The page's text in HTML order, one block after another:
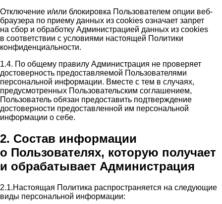
Отключение и/или блокировка Пользователем опции веб-
браузера по приему данных из cookies означает запрет
на сбор и обработку Администрацией данных из cookies
в соответствии с условиями настоящей Политики
конфиденциальности.
1.4. По общему правилу Администрация не проверяет
достоверность предоставляемой Пользователями
персональной информации. Вместе с тем в случаях,
предусмотренных Пользовательским соглашением,
Пользователь обязан предоставить подтверждение
достоверности предоставленной им персональной
информации о себе.
2. Состав информации
о Пользователях, которую получает
и обрабатывает Администрация
2.1.Настоящая Политика распространяется на следующие
виды персональной информации: